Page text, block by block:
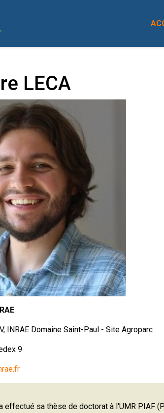
LECA
INRAE Domaine Saint-Paul - Site Agroparc
9
effectué sa thèse de doctorat à l'UMR PIAF